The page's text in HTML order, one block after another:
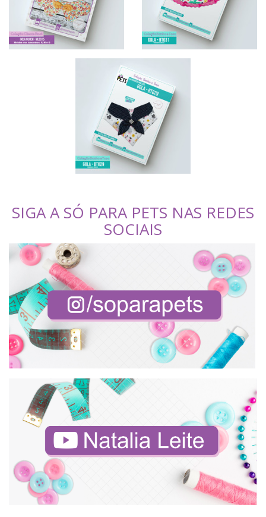
SIGA A SÓ PARA PETS NAS REDES
SOCIAIS